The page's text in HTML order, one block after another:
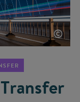
©